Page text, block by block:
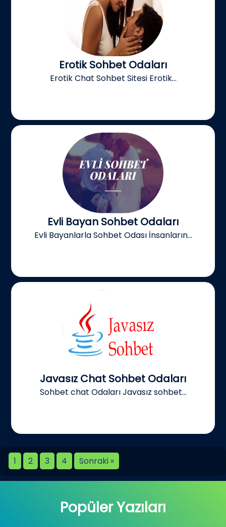
Erotik Sohbet Odaları
Erotik Chat Sohbet Sitesi Erotik...
Evli Bayan Sohbet Odaları
Evli Bayanlarla Sohbet Odası İnsanların...
Javasız Chat Sohbet Odaları
Sohbet chat Odaları Javasız sohbet...
1 2 3 4 Sonraki »
Popüler Yazıları